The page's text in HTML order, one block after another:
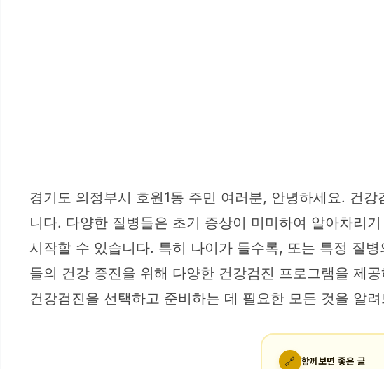
경기도 의정부시 호원1동 주민 여러분, 안녕하세요. 건
니다. 다양한 질병들은 초기 증상이 미미하여 알아차리
시작할 수 있습니다. 특히 나이가 들수록, 또는 특정 질
들의 건강 증진을 위해 다양한 건강검진 프로그램을 제
건강검진을 선택하고 준비하는 데 필요한 모든 것을 알
🔗 함께보면 좋은 글